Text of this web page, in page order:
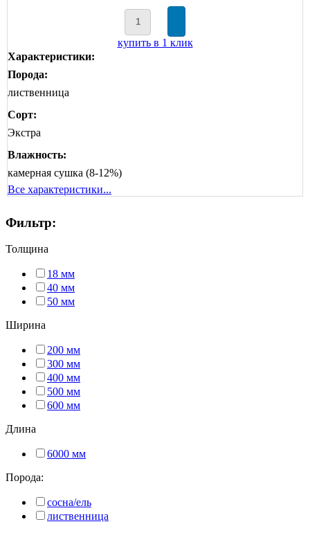
купить в 1 клик
Характеристики:
Порода:
лиственница
Сорт:
Экстра
Влажность:
камерная сушка (8-12%)
Все характеристики...
Фильтр:
Толщина
18 мм
40 мм
50 мм
Ширина
200 мм
300 мм
400 мм
500 мм
600 мм
Длина
6000 мм
Порода:
сосна/ель
лиственница